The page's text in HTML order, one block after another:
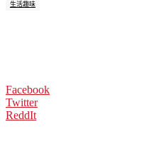
生活趣味
Facebook
Twitter
ReddIt